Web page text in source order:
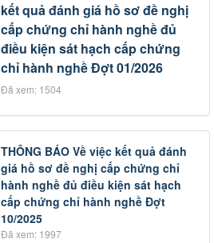
kết quả đánh giá hồ sơ đề nghị
cấp chứng chỉ hành nghề đủ
điều kiện sát hạch cấp chứng
chỉ hành nghề Đợt 01/2026
Đã xem: 1504
THÔNG BÁO Về việc kết quả đánh
giá hồ sơ đề nghị cấp chứng chỉ
hành nghề đủ điều kiện sát hạch
cấp chứng chỉ hành nghề Đợt
10/2025
Đã xem: 1997